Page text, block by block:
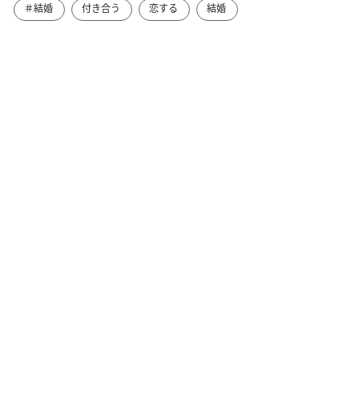
＃結婚
付き合う 恋する 結婚